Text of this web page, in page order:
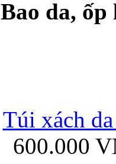
Ốp lưng silicon
Bao da,
Túi xách
600.000